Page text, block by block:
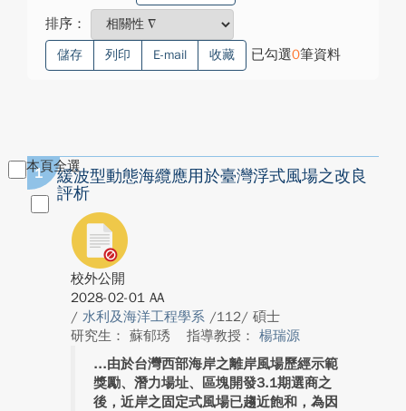
排序：
儲存 列印 E-mail 收藏 已勾選0筆資料
本頁全選
1
緩波型動態海纜應用於臺灣浮式風場之改良
評析
校外公開
2028-02-01 AA
/ 水利及海洋工程學系 /112/ 碩士
研究生： 蘇郁琇
指導教授： 楊瑞源
由於台灣西部海岸之離岸風場歷經示範
獎勵、潛力場址、區塊開發3.1期選商之
後，近岸之固定式風場已趨近飽和，為因